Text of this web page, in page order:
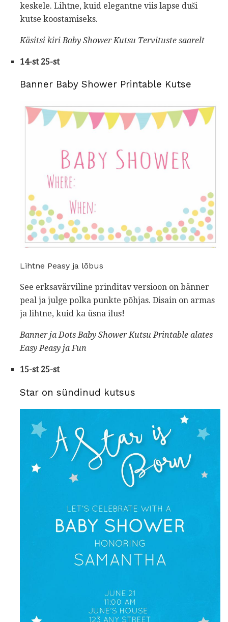
keskele. Lihtne, kuid elegantne viis lapse duši
kutse koostamiseks.
Käsitsi kiri Baby Shower Kutsu Tervituste saarelt
14-st 25-st
Banner Baby Shower Printable Kutse
Lihtne Peasy ja lõbus
See erksavärviline prinditav versioon on bänner
peal ja julge polka punkte põhjas. Disain on armas
ja lihtne, kuid ka üsna ilus!
Banner ja Dots Baby Shower Kutsu Printable alates
Easy Peasy ja Fun
15-st 25-st
Star on sündinud kutsus